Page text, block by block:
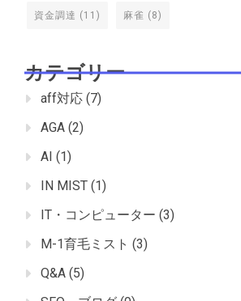
資金調達 (11) 麻雀 (8)
カテゴリー
aff対応 (7)
AGA (2)
AI (1)
IN MIST (1)
IT・コンピューター (3)
M-1育毛ミスト (3)
Q&A (5)